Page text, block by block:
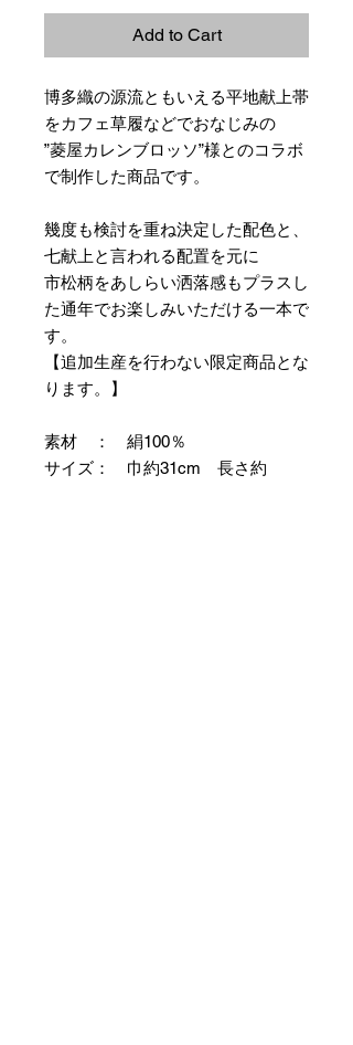
Add to Cart
博多織の源流ともいえる平地献上帯
をカフェ草履などでおなじみの
”菱屋カレンブロッソ”様とのコラボ
で制作した商品です。
幾度も検討を重ね決定した配色と、
七献上と言われる配置を元に
市松柄をあしらい洒落感もプラスし
た通年でお楽しみいただける一本で
す。
【追加生産を行わない限定商品とな
ります。】
素材 ： 絹100％
サイズ： 巾約31cm 長さ約